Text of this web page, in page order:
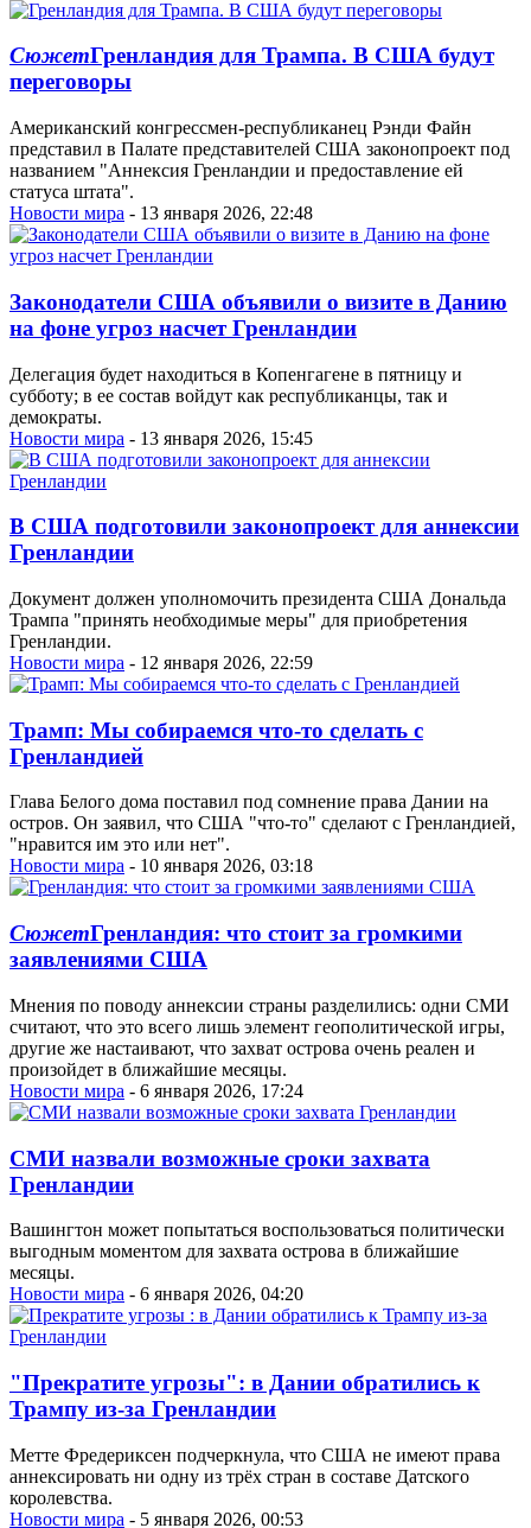
СюжетГренландия для Трампа. В США будут
переговоры
Американский конгрессмен-республиканец Рэнди Файн
представил в Палате представителей США законопроект под
названием "Аннексия Гренландии и предоставление ей
статуса штата".
Новости мира - 13 января 2026, 22:48
Законодатели США объявили о визите в Данию
на фоне угроз насчет Гренландии
Делегация будет находиться в Копенгагене в пятницу и
субботу; в ее состав войдут как республиканцы, так и
демократы.
Новости мира - 13 января 2026, 15:45
В США подготовили законопроект для аннексии
Гренландии
Документ должен уполномочить президента США Дональда
Трампа "принять необходимые меры" для приобретения
Гренландии.
Новости мира - 12 января 2026, 22:59
Трамп: Мы собираемся что-то сделать с
Гренландией
Глава Белого дома поставил под сомнение права Дании на
остров. Он заявил, что США "что-то" сделают с Гренландией,
"нравится им это или нет".
Новости мира - 10 января 2026, 03:18
СюжетГренландия: что стоит за громкими
заявлениями США
Мнения по поводу аннексии страны разделились: одни СМИ
считают, что это всего лишь элемент геополитической игры,
другие же настаивают, что захват острова очень реален и
произойдет в ближайшие месяцы.
Новости мира - 6 января 2026, 17:24
СМИ назвали возможные сроки захвата
Гренландии
Вашингтон может попытаться воспользоваться политически
выгодным моментом для захвата острова в ближайшие
месяцы.
Новости мира - 6 января 2026, 04:20
"Прекратите угрозы": в Дании обратились к
Трампу из-за Гренландии
Метте Фредериксен подчеркнула, что США не имеют права
аннексировать ни одну из трёх стран в составе Датского
королевства.
Новости мира - 5 января 2026, 00:53